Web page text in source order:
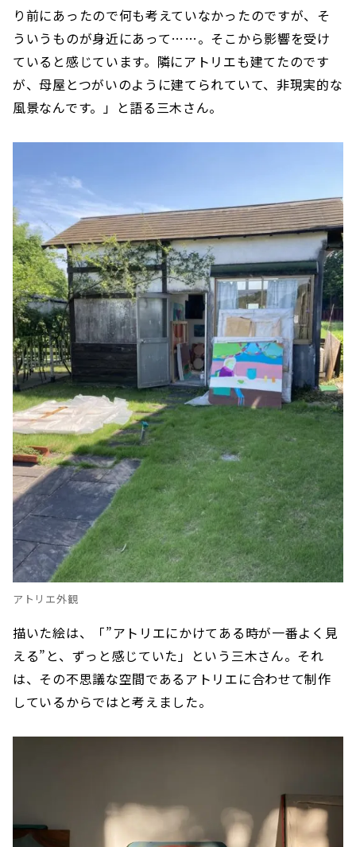
り前にあったので何も考えていなかったのですが、そ
ういうものが身近にあって……。そこから影響を受け
ていると感じています。隣にアトリエも建てたのです
が、母屋とつがいのように建てられていて、非現実的な
風景なんです。」と語る三木さん。
アトリエ外観
描いた絵は、「”アトリエにかけてある時が一番よく見
える”と、ずっと感じていた」という三木さん。それ
は、その不思議な空間であるアトリエに合わせて制作
しているからではと考えました。